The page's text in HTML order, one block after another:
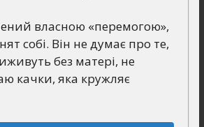
власною «перемогою»,
собі. Він не думає про те,
без матері, не
качки, яка кружляє